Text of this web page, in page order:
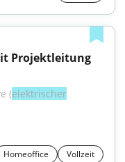
Projektleitung
(elektrischer
Homeoffice Vollzeit